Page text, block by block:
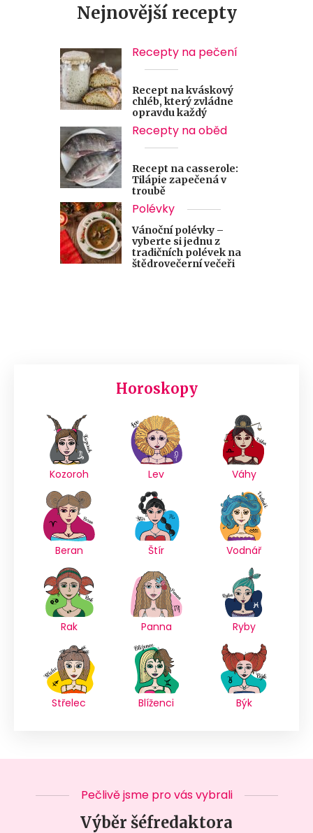
Nejnovější recepty
Recepty na pečení
Recept na kváskový
chléb, který zvládne
opravdu každý
Recepty na oběd
Recept na casserole:
Tilápie zapečená v
troubě
Polévky
Vánoční polévky –
vyberte si jednu z
tradičních polévek na
štědrovečerní večeři
Horoskopy
Kozoroh Lev Váhy
Beran Štír Vodnář
Rak Panna Ryby
Střelec Blíženci Býk
Pečlivě jsme pro vás vybrali
Výběr šéfredaktora